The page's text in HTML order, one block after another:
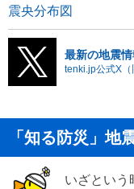
震央分布図
最新の地震
tenki.jp公式X（
「知る防災」地
いざという